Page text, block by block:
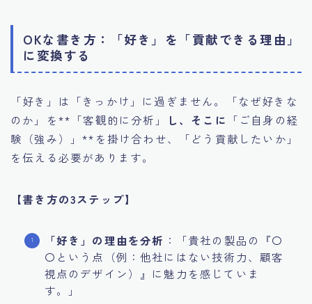
OKな書き方：「好き」を「貢献できる理由」
に変換する
「好き」は「きっかけ」に過ぎません。「なぜ好きな
のか」を**「客観的に分析」
し、そこに 「ご自身の経
験（強み）」**を掛け合わせ、「どう貢献したいか」
を伝える必要があります。
【書き方の3ステップ】
「好き」の理由を分析 ：「貴社の製品の『〇
〇という点（例：他社にはない技術力、顧客
視点のデザイン）』に魅力を感じていま
す。」